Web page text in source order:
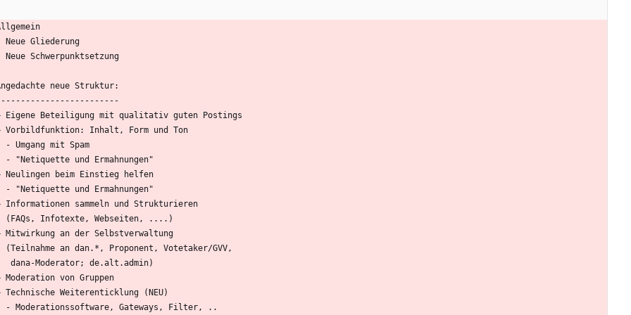
- Neue Gliederung
- Neue Schwerpunktsetzung
Angedachte neue Struktur:
-------------------------
+ Eigene Beteiligung mit qualitativ guten Postings
+ Vorbildfunktion: Inhalt, Form und Ton
    - Umgang mit Spam
    - "Netiquette und Ermahnungen"
+ Neulingen beim Einstieg helfen
    - "Netiquette und Ermahnungen"
+ Informationen sammeln und Strukturieren
    (FAQs, Infotexte, Webseiten, ....)
+ Mitwirkung an der Selbstverwaltung
    (Teilnahme an dan.*, Proponent, Votetaker/GVV,
     dana-Moderator; de.alt.admin)
+ Moderation von Gruppen
+ Technische Weiterenticklung (NEU)
    - Moderationssoftware, Gateways, Filter, ..